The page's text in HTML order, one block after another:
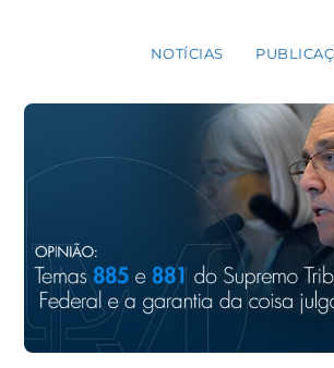
NOTÍCIAS